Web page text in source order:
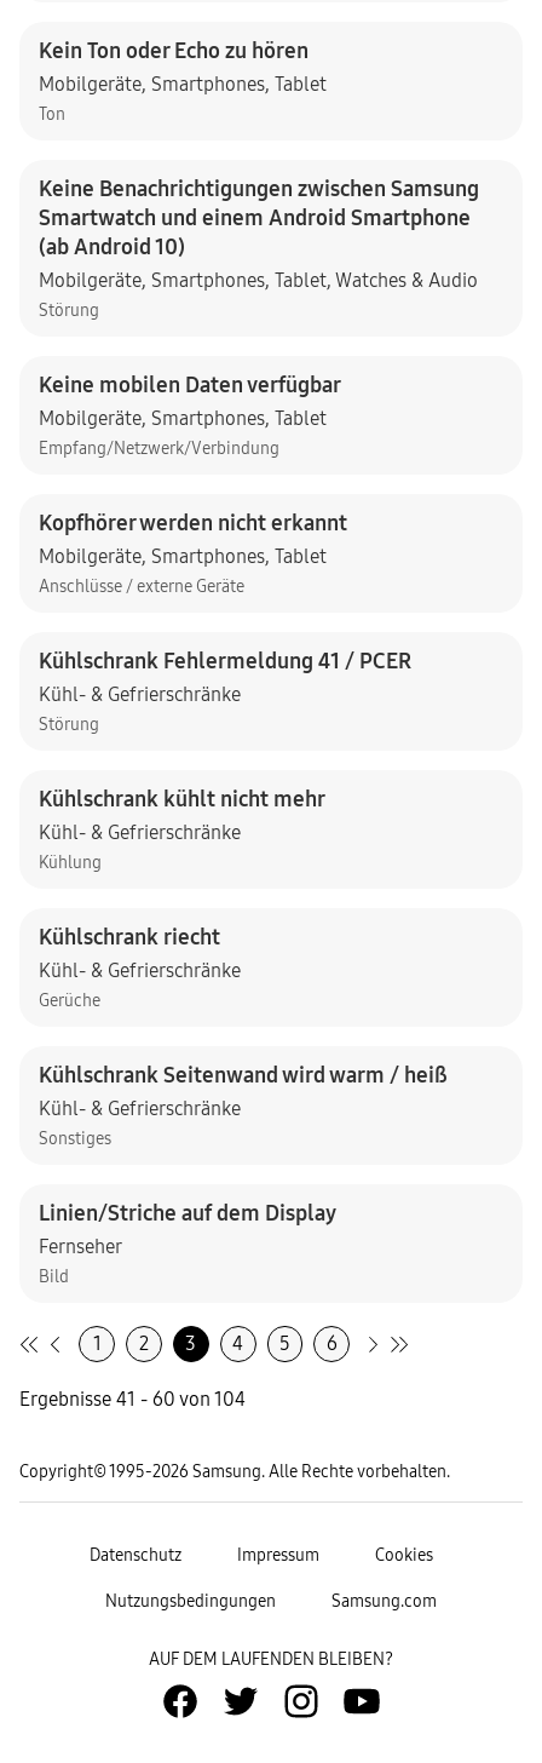
Kein Ton oder Echo zu hören
Mobilgeräte, Smartphones, Tablet
Ton
Keine Benachrichtigungen zwischen Samsung
Smartwatch und einem Android Smartphone
(ab Android 10)
Mobilgeräte, Smartphones, Tablet, Watches & Audio
Störung
Keine mobilen Daten verfügbar
Mobilgeräte, Smartphones, Tablet
Empfang/Netzwerk/Verbindung
Kopfhörer werden nicht erkannt
Mobilgeräte, Smartphones, Tablet
Anschlüsse / externe Geräte
Kühlschrank Fehlermeldung 41 / PCER
Kühl- & Gefrierschränke
Störung
Kühlschrank kühlt nicht mehr
Kühl- & Gefrierschränke
Kühlung
Kühlschrank riecht
Kühl- & Gefrierschränke
Gerüche
Kühlschrank Seitenwand wird warm / heiß
Kühl- & Gefrierschränke
Sonstiges
Linien/Striche auf dem Display
Fernseher
Bild
1 2 3 4 5 6
Ergebnisse 41 - 60 von 104
Copyright© 1995-2026 Samsung. Alle Rechte vorbehalten.
Datenschutz Impressum Cookies
Nutzungsbedingungen Samsung.com
AUF DEM LAUFENDEN BLEIBEN?